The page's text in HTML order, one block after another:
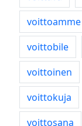
voittoamme
voittobile
voittoinen
voittokuja
voittosana